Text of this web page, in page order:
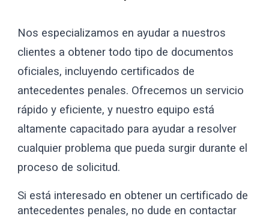
Nos especializamos en ayudar a nuestros
clientes a obtener todo tipo de documentos
oficiales, incluyendo certificados de
antecedentes penales. Ofrecemos un servicio
rápido y eficiente, y nuestro equipo está
altamente capacitado para ayudar a resolver
cualquier problema que pueda surgir durante el
proceso de solicitud.
Si está interesado en obtener un certificado de
antecedentes penales, no dude en contactar